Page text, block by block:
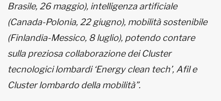
Brasile, 26 maggio), intelligenza artificiale
(Canada-Polonia, 22 giugno), mobilità sostenibile
(Finlandia-Messico, 8 luglio), potendo contare
sulla preziosa collaborazione dei Cluster
tecnologici lombardi ‘Energy clean tech’, Afil e
Cluster lombardo della mobilità”.